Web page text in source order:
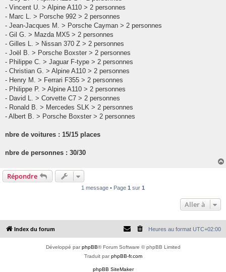
- Vincent U. > Alpine A110 > 2 personnes
- Marc L. > Porsche 992 > 2 personnes
- Jean-Jacques M. > Porsche Cayman > 2 personnes
- Gil G. > Mazda MX5 > 2 personnes
- Gilles L. > Nissan 370 Z > 2 personnes
- Joël B. > Porsche Boxster > 2 personnes
- Philippe C. > Jaguar F-type > 2 personnes
- Christian G. > Alpine A110 > 2 personnes
- Henry M. > Ferrari F355 > 2 personnes
- Philippe P. > Alpine A110 > 2 personnes
- David L. > Corvette C7 > 2 personnes
- Ronald B. > Mercedes SLK > 2 personnes
- Albert B. > Porsche Boxster > 2 personnes
nbre de voitures : 15/15 places
nbre de personnes : 30/30
Répondre
1 message • Page 1 sur 1
Aller à
Index du forum Heures au format UTC+02:00
Développé parphpBB® Forum Software © phpBB Limited
Traduit parphpBB-fr.com
phpBB SiteMaker